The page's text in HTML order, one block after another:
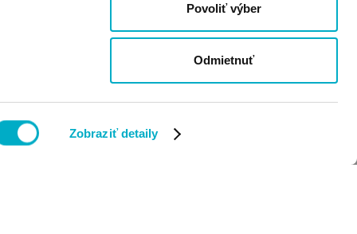
Zobraziť detaily
Povoliť výber
Odmietnuť